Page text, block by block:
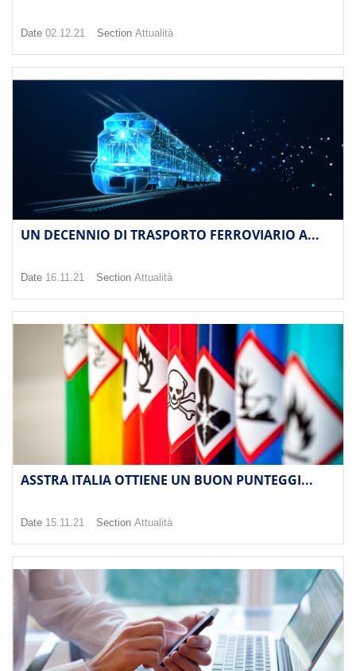
Date 02.12.21 Section Attualità
UN DECENNIO DI TRASPORTO FERROVIARIO A...
Date 16.11.21 Section Attualità
ASSTRA ITALIA OTTIENE UN BUON PUNTEGGI...
Date 15.11.21 Section Attualità